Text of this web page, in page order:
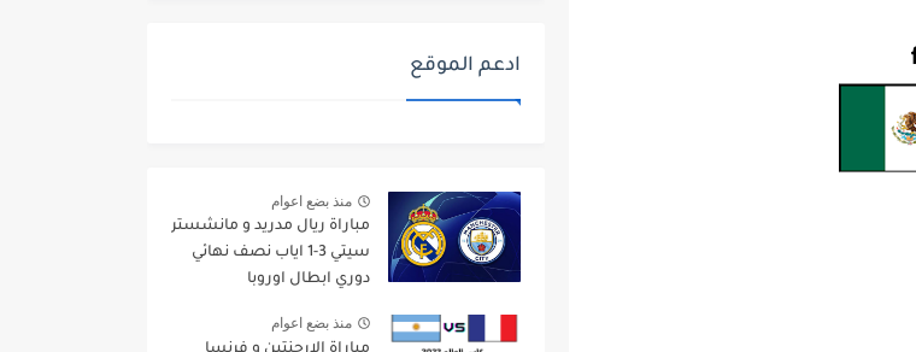
ادعم الموقع
منذ بضع اعوام
مباراة ريال مدريد و مانشستر
سيتي 3-1 اياب نصف نهائي
دوري ابطال اوروبا
منذ بضع اعوام